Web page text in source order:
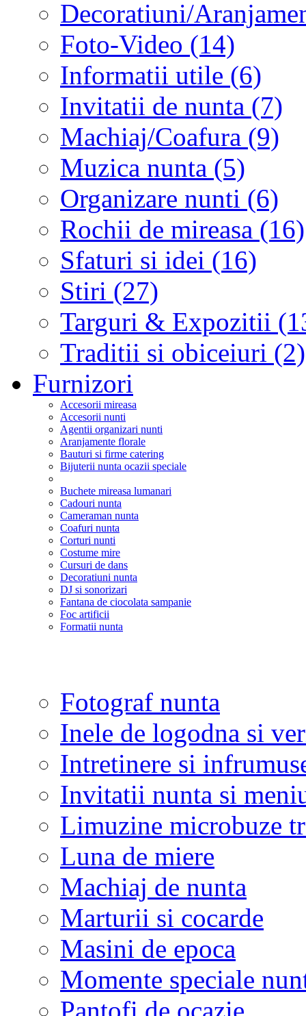
Decoratiuni/
Foto-Video (14)
Informatii utile (6)
Invitatii de nunta (7)
Machiaj/Coafura (9)
Muzica nunta (5)
Organizare nunti (6)
Rochii de mireasa (16)
Sfaturi si idei (16)
Stiri (27)
Targuri & Expozitii
Traditii si obiceiuri (2)
Furnizori
Accesorii mireasa
Accesorii nunti
Agentii organizari nunti
Aranjamente florale
Bauturi si firme catering
Bijuterii nunta ocazii speciale
Buchete mireasa lumanari
Cadouri nunta
Cameraman nunta
Coafuri nunta
Corturi nunti
Costume mire
Cursuri de dans
Decoratiuni nunta
DJ si sonorizari
Fantana de ciocolata sampanie
Foc artificii
Formatii nunta
Fotograf nunta
Inele de logodna si
Intretinere si
Invitatii nunta si
Limuzine microbuze
Luna de miere
Machiaj de nunta
Marturii si cocarde
Masini de epoca
Momente speciale
Pantofi de ocazie